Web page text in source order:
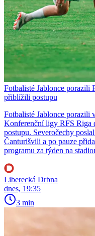
Fotbalisté Jablonce porazili
přiblížili postupu
Fotbalisté Jablonce porazili
Konferenční ligy RFS Riga
postupu. Severočechy
Čanturišvili a po pauze
programu za týden na
Liberecká Drbna
dnes, 19:35
3 min